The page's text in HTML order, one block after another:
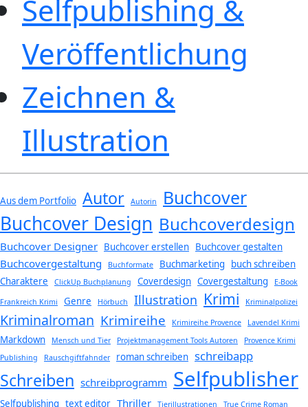
Selfpublishing &
Veröffentlichung
Zeichnen &
Illustration
Aus dem Portfolio Autor Autorin Buchcover
Buchcover Design Buchcoverdesign
Buchcover Designer Buchcover erstellen Buchcover gestalten
Buchcovergestaltung Buchformate Buchmarketing
buch schreiben
Charaktere
ClickUp Buchplanung Coverdesign Covergestaltung E-Book
Frankreich Krimi Genre Hörbuch Illustration Krimi Kriminalpolizei
Kriminalroman Krimireihe Krimireihe Provence Lavendel Krimi
Markdown Mensch und Tier Projektmanagement Tools Autoren
Provence Krimi
Publishing
Rauschgiftfahnder roman schreiben schreibapp
Schreiben schreibprogramm Selfpublisher
Selfpublishing text editor Thriller Tierillustrationen True Crime Roman